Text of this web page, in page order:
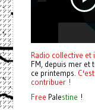
Radio collective et
FM, depuis mer et
ce printemps.
contribuer !
Free Palestine !